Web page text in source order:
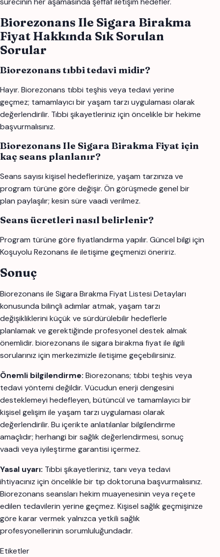
Biorezonans Ile Sigara Birakma
Fiyat Hakkında Sık Sorulan
Sorular
Biorezonans tıbbi tedavi midir?
Hayır. Biorezonans tıbbi teşhis veya tedavi yerine
geçmez; tamamlayıcı bir yaşam tarzı uygulaması olarak
değerlendirilir. Tıbbi şikayetleriniz için öncelikle bir hekime
başvurmalısınız.
Biorezonans Ile Sigara Birakma Fiyat için
kaç seans planlanır?
Seans sayısı kişisel hedeflerinize, yaşam tarzınıza ve
program türüne göre değişir. Ön görüşmede genel bir
plan paylaşılır; kesin süre vaadi verilmez.
Seans ücretleri nasıl belirlenir?
Program türüne göre fiyatlandırma yapılır. Güncel bilgi için
Koşuyolu Rezonans ile iletişime geçmenizi öneririz.
Sonuç
Biorezonans ile Sigara Bırakma Fiyat Listesi Detayları
konusunda bilinçli adımlar atmak, yaşam tarzı
değişikliklerini küçük ve sürdürülebilir hedeflerle
planlamak ve gerektiğinde profesyonel destek almak
önemlidir. biorezonans ile sigara birakma fiyat ile ilgili
sorularınız için merkezimizle iletişime geçebilirsiniz.
Önemli bilgilendirme: Biorezonans; tıbbi teşhis veya
tedavi yöntemi değildir. Vücudun enerji dengesini
desteklemeyi hedefleyen, bütüncül ve tamamlayıcı bir
kişisel gelişim ile yaşam tarzı uygulaması olarak
değerlendirilir. Bu içerikte anlatılanlar bilgilendirme
amaçlıdır; herhangi bir sağlık değerlendirmesi, sonuç
vaadi veya iyileştirme garantisi içermez.
Yasal uyarı: Tıbbi şikayetleriniz, tanı veya tedavi
ihtiyacınız için öncelikle bir tıp doktoruna başvurmalısınız.
Biorezonans seansları hekim muayenesinin veya reçete
edilen tedavilerin yerine geçmez. Kişisel sağlık geçmişinize
göre karar vermek yalnızca yetkili sağlık
profesyonellerinin sorumluluğundadır.
Etiketler